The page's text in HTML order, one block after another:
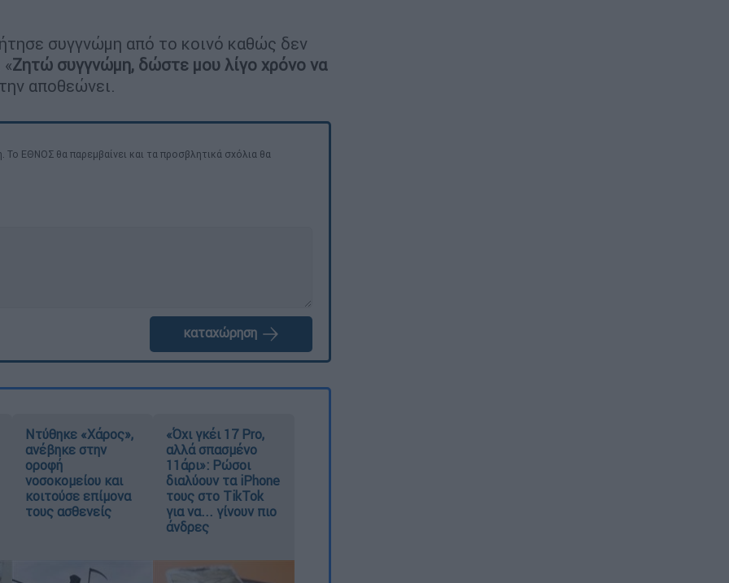
συγγνώμη από το κοινό καθώς δεν
Ζητώ συγγνώμη, δώστε μου λίγο χρόνο να
αποθεώνει.
ΕΘΝΟΣ θα παρεμβαίνει και τα προσβλητικά σχόλια θα
καταχώρηση
Ντύθηκε «Χάρος»,
ανέβηκε στην
οροφή
νοσοκομείου και
κοιτούσε επίμονα
τους ασθενείς
«Όχι γκέι 17 Pro,
αλλά σπασμένο
11άρι»: Ρώσοι
διαλύουν τα iPhone
τους στο TikTok
για να... γίνουν πιο
άνδρες